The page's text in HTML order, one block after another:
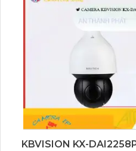
trí không gian rộng với
dụng công nghệ mới nhất
mang lại hình ảnh trung
KBVISION KX-